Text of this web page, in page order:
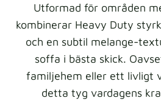
Utformad för områden
kombinerar Heavy Duty
och en subtil melange-
soffa i bästa skick.
familjehem eller ett livligt
detta tyg vardagens